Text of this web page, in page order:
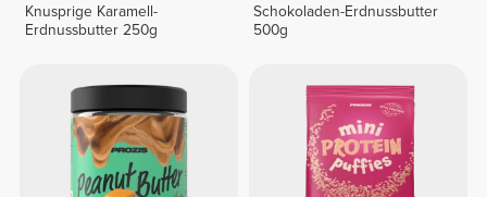
Knusprige Karamell-
Erdnussbutter 250g
Schokoladen-Erdnussbutter
500g